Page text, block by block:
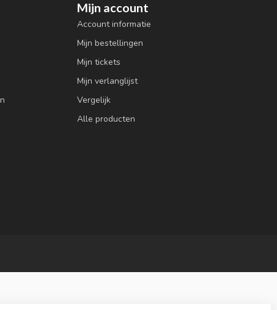
Mijn account
Account informatie
Mijn bestellingen
Mijn tickets
Mijn verlanglijst
Vergelijk
Alle producten